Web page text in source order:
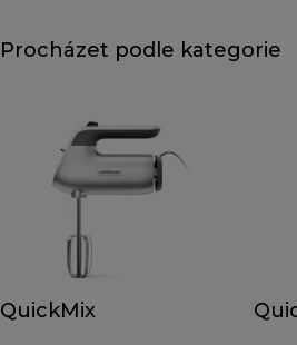
Procházet podle kategorie
QuickMix